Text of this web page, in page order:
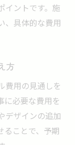
イントです。施
、具体的な費用
方
費用の見通しを
に必要な費用を
デザインの追加
ることで、予期